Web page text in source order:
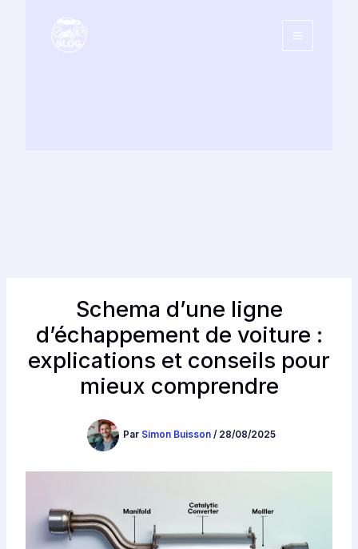
Schema d’une ligne
d’échappement de voiture :
explications et conseils pour
mieux comprendre
Par Simon Buisson / 28/08/2025